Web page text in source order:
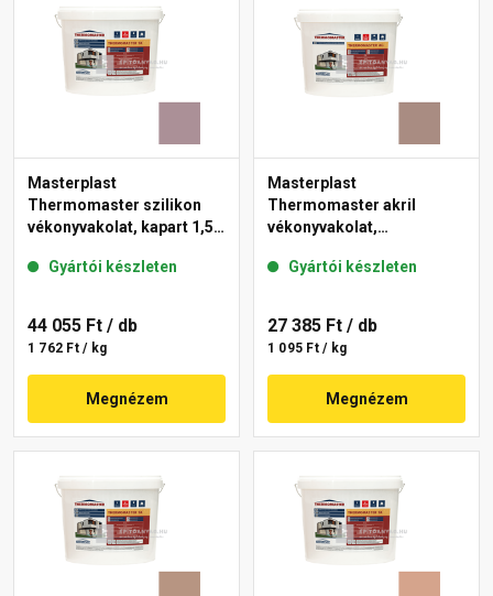
Masterplast
Thermomaster szilikon
vékonyvakolat, kapart 1,5
Gyártói készleten
44 055 Ft / db
1 762 Ft / kg
Megnézem
Masterplast
Thermomaster akril
vékonyvakolat,
14-C 25 kg
Gyártói készleten
27 385 Ft / db
1 095 Ft / kg
Megnézem